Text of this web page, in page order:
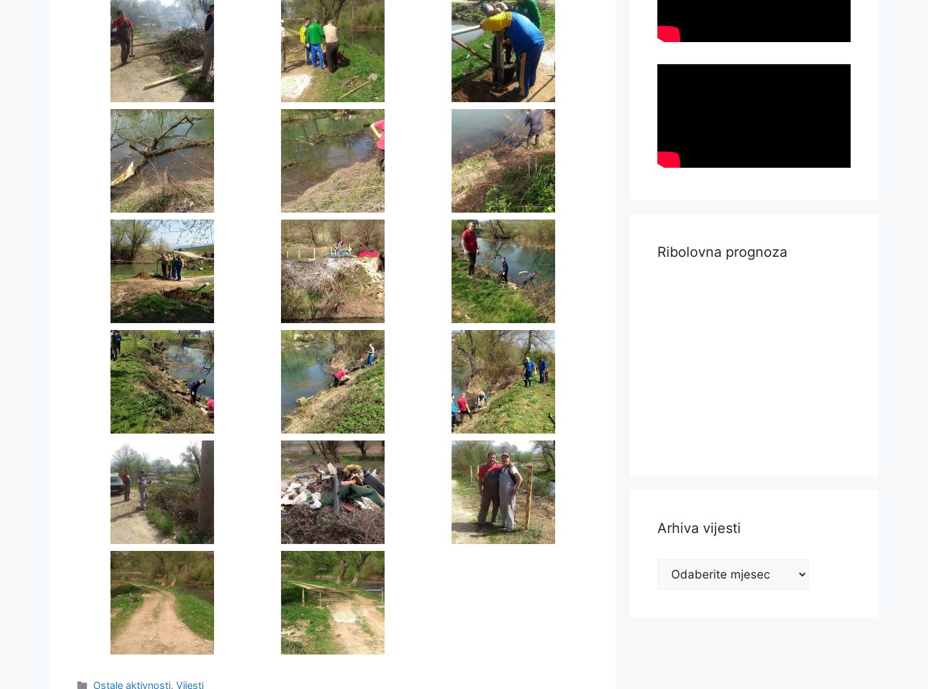
Ostale aktivnosti,Vijesti
Ribolovna prognoza
Arhiva vijesti